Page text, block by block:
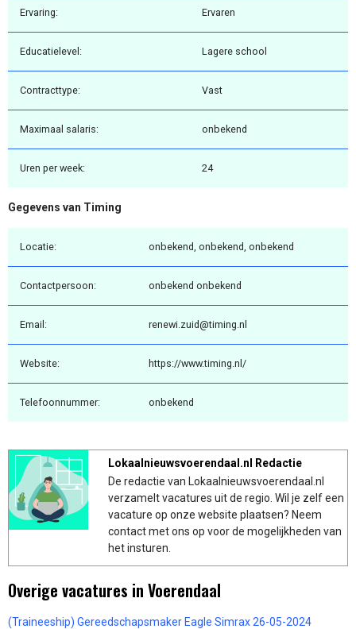
Ervaring: Ervaren
Educatielevel: Lagere school
Contracttype: Vast
Maximaal salaris: onbekend
Uren per week: 24
Gegevens van Timing
Locatie: onbekend, onbekend, onbekend
Contactpersoon: onbekend onbekend
Email: renewi.zuid@timing.nl
Website: https://www.timing.nl/
Telefoonnummer: onbekend
Lokaalnieuwsvoerendaal.nl Redactie
De redactie van Lokaalnieuwsvoerendaal.nl
verzamelt vacatures uit de regio. Wil je zelf een
vacature op onze website plaatsen? Neem
contact met ons op voor de mogelijkheden van
het insturen.
Overige vacatures in Voerendaal
(Traineeship) Gereedschapsmaker Eagle Simrax 26-05-2024